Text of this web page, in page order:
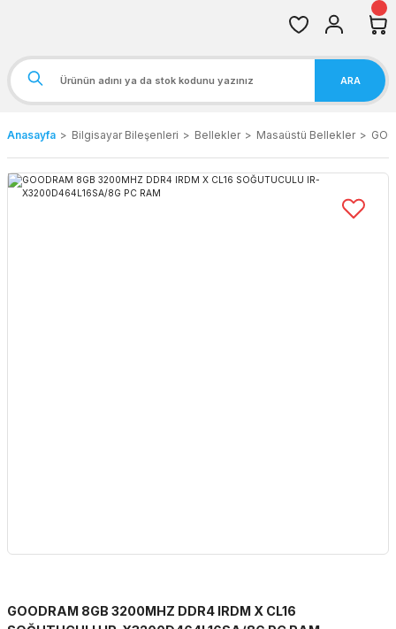
ARA
Anasayfa Bilgisayar Bileşenleri Bellekler Masaüstü Bellekler
GOODRAM 8GB 3200MHZ DDR4 IRDM X CL16